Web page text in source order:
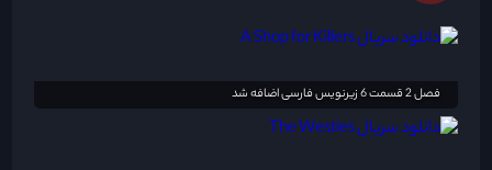
فصل 2 قسمت 6 زیرنویس فارسی اضافه شد